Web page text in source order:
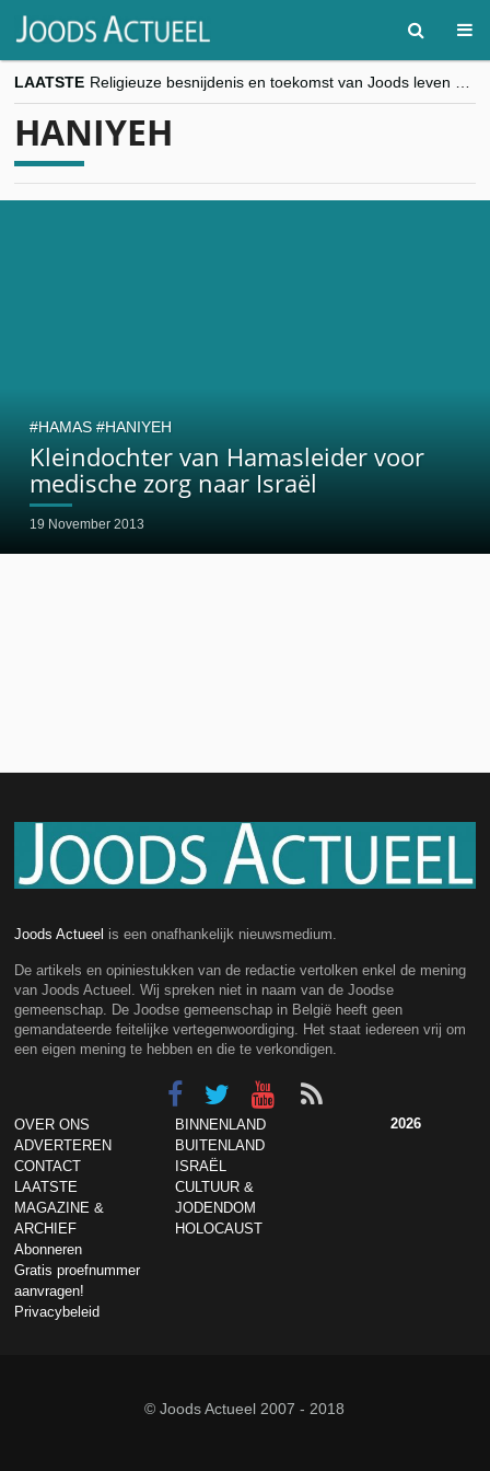
LAATSTE
“Besnijdenisdebat toont hoe moeilijk seculiere Westen minderheden begrijpt”, Jinnih Beels (Vooruit)
HANIYEH
Kleindochter van Hamasleider voor
medische zorg naar Israël
19 November 2013
HAMAS HANIYEH
Joods Actueel is een onafhankelijk nieuwsmedium.
De artikels en opiniestukken van de redactie vertolken enkel de mening
van Joods Actueel. Wij spreken niet in naam van de Joodse
gemeenschap. De Joodse gemeenschap in België heeft geen
gemandateerde feitelijke vertegenwoordiging. Het staat iedereen vrij om
een eigen mening te hebben en die te verkondigen.
OVER ONS
ADVERTEREN
CONTACT
LAATSTE
MAGAZINE &
ARCHIEF
Abonneren
Gratis proefnummer
aanvragen!
Privacybeleid
BINNENLAND
BUITENLAND
ISRAËL
CULTUUR &
JODENDOM
HOLOCAUST
2026
© Joods Actueel 2007 - 2018